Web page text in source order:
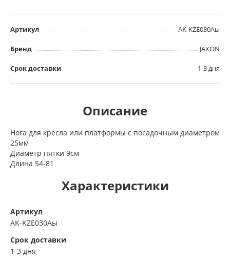
Артикул AK-KZE030Аы
Бренд JAXON
Срок доставки 1-3 дня
Описание
Нога для кресла или платформы с посадочным диаметром
25мм
Диаметр пятки 9см
Длина 54-81
Характеристики
Артикул
AK-KZE030Аы
Срок доставки
1-3 дня